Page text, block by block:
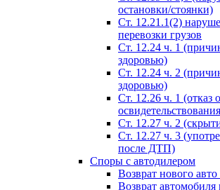
остановки/стоянки)
Ст. 12.21.1(2)
перевозки грузов
Ст. 12.24 ч. 1
здоровью)
Ст. 12.24 ч. 2
здоровью)
Ст. 12.26 ч. 1 (отказ
Ст. 12.27 ч. 2
Ст. 12.27 ч. 3
после ДТП)
Споры с автодилером
Возврат нового авто
Возврат